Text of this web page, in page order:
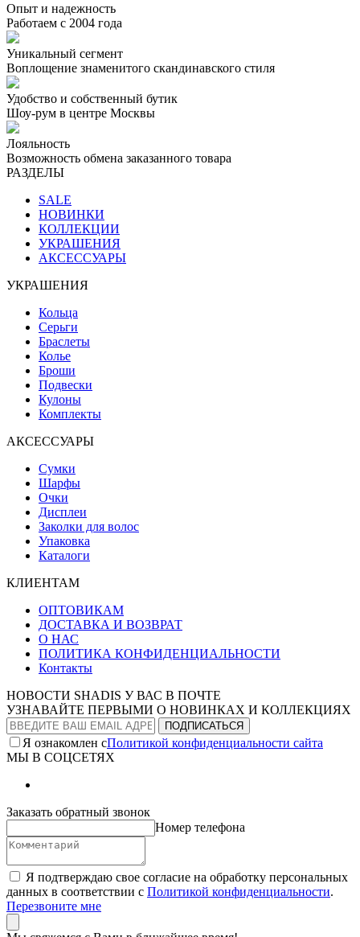
Опыт и надежность
Работаем с 2004 года
Уникальный сегмент
Воплощение знаменитого скандинавского стиля
Удобство и собственный бутик
Шоу-рум в центре Москвы
Лояльность
Возможность обмена заказанного товара
РАЗДЕЛЫ
SALE
НОВИНКИ
КОЛЛЕКЦИИ
УКРАШЕНИЯ
АКСЕССУАРЫ
УКРАШЕНИЯ
Кольца
Серьги
Браслеты
Колье
Броши
Подвески
Кулоны
Комплекты
АКСЕССУАРЫ
Сумки
Шарфы
Очки
Дисплеи
Заколки для волос
Упаковка
Каталоги
КЛИЕНТАМ
ОПТОВИКАМ
ДОСТАВКА И ВОЗВРАТ
О НАС
ПОЛИТИКА КОНФИДЕНЦИАЛЬНОСТИ
Контакты
НОВОСТИ SHADIS У ВАС В ПОЧТЕ
УЗНАВАЙТЕ ПЕРВЫМИ О НОВИНКАХ И КОЛЛЕКЦИЯХ
Я ознакомлен сПолитикой конфиденциальности сайта
МЫ В СОЦСЕТЯХ
Заказать обратный звонок
Номер телефона
Я подтверждаю свое согласие на обработку персональных
данных в соответствии с Политикой конфиденциальности.
Перезвоните мне